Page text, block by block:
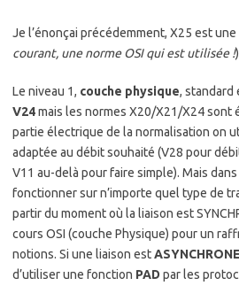
Je l’énonçai précédemment, X25 est
courant, une norme OSI qui est utilisée !
Le niveau 1, couche physique, standard
V24mais les normes X20/X21/X24 sont
partie électrique de la normalisation on
adaptée au débit souhaité (V28 pour
V11 au-delà pour faire simple). Mais
fonctionner sur n’importe quel type de
partir du moment où la liaison est
cours OSI (couche Physique) pour un
notions. Si une liaison estASYNCHRONE
d’utiliser une fonction PAD par les